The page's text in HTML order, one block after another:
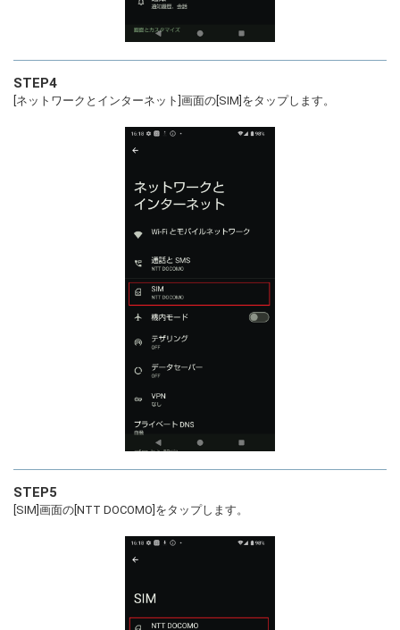
STEP4
[ネットワークとインターネット]画面の[SIM]をタップします。
STEP5
[SIM]画面の[NTT DOCOMO]をタップします。